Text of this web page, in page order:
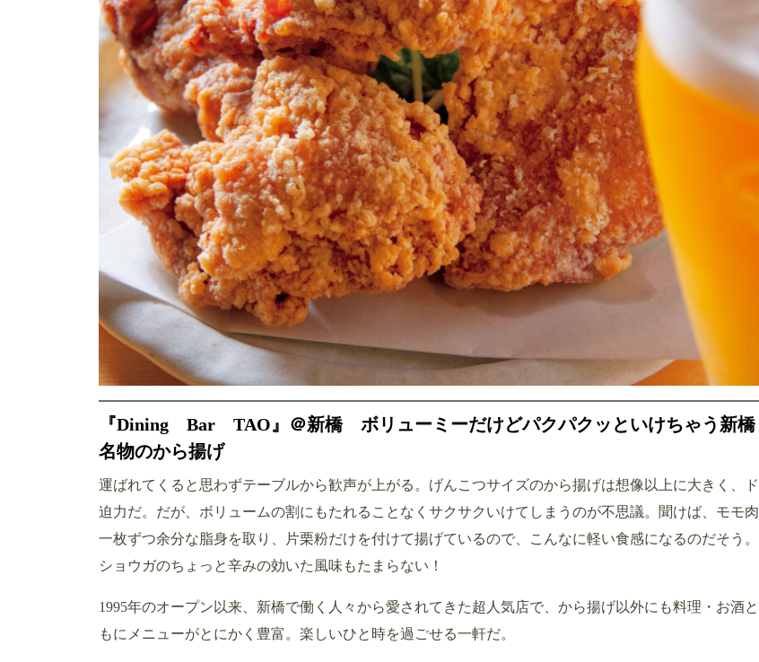
『Dining Bar TAO』＠新橋 ボリューミーだけどパクパクッといけちゃう新橋
名物のから揚げ
運ばれてくると思わずテーブルから歓声が上がる。げんこつサイズのから揚げは想像以上に大きく、ド
迫力だ。だが、ボリュームの割にもたれることなくサクサクいけてしまうのが不思議。聞けば、モモ肉
一枚ずつ余分な脂身を取り、片栗粉だけを付けて揚げているので、こんなに軽い食感になるのだそう。
ショウガのちょっと辛みの効いた風味もたまらない！
1995年のオープン以来、新橋で働く人々から愛されてきた超人気店で、から揚げ以外にも料理・お酒と
もにメニューがとにかく豊富。楽しいひと時を過ごせる一軒だ。